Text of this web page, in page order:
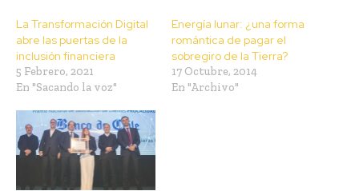
La Transformación Digital
abre las puertas de la
inclusión financiera
5 Febrero, 2021
En "Sacando la voz"
Energía lunar: ¿una forma
romántica de pagar el
sobregiro de la Tierra?
17 Octubre, 2014
En "Archivo"